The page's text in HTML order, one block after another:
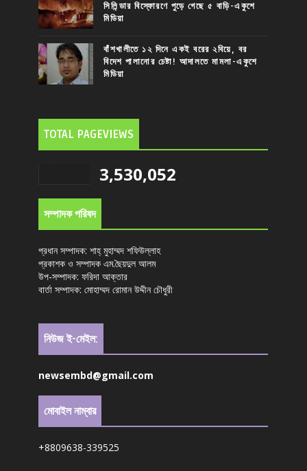
সিলিন্ডার বিস্ফোরণে পুড়ে গেছে ৫ বাড়ি-একুশে
মিডিয়া
বাঁশখালীতে ১২ দিনে একই বরের ২বিয়ে, বর
বিদেশ পালানোর চেষ্টা! আদালতে মামলা-একুশে
মিডিয়া
TOTAL PAGEVIEWS
3,530,052
সম্পাদক পরিষদ
প্রধান সম্পাদক: শাহ্ মুহাম্মদ শফিউল্লাহ
প্রকাশক ও সম্পাদক এম.ছৈয়দুল আলম
উপ-সম্পাদক: ফরিদা আক্তার
বার্তা সম্পাদক: মোহাম্মদ রোমান উদ্দীন চৌধুরী
নিউজ ই-মেইল:
newsembd@gmail.com
মোবাইল নাম্বার
+8809638-339525